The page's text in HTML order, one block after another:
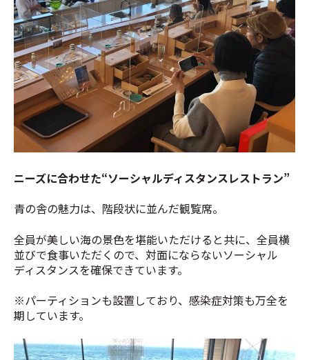
ニーズに合わせた“ソーシャルディスタンスレストラン”
青の舎の魅力は、階段状に並んだ観覧席。
全員が美しい海の景色を堪能いただけると共に、全員横
並びで食事いただくので、対面にならないソーシャル
ディスタンスを確保できています。
※パーティションも設置しており、感染症対策も万全を
期しています。